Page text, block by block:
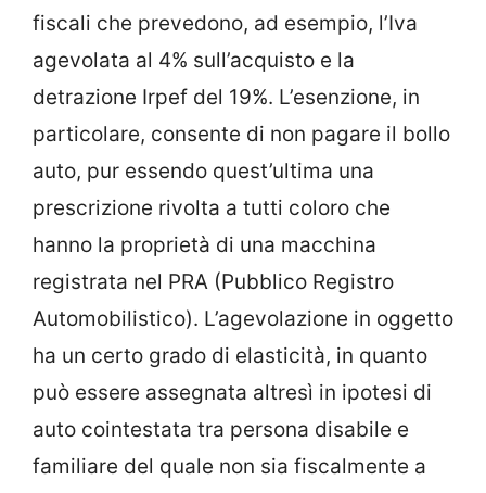
fiscali che prevedono, ad esempio, l’Iva
agevolata al 4% sull’acquisto e la
detrazione Irpef del 19%. L’esenzione, in
particolare, consente di non pagare il bollo
auto, pur essendo quest’ultima una
prescrizione rivolta a tutti coloro che
hanno la proprietà di una macchina
registrata nel PRA (Pubblico Registro
Automobilistico). L’agevolazione in oggetto
ha un certo grado di elasticità, in quanto
può essere assegnata altresì in ipotesi di
auto cointestata tra persona disabile e
familiare del quale non sia fiscalmente a